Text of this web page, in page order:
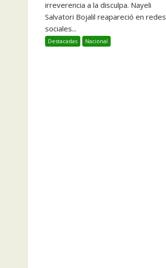
irreverencia a la disculpa. Nayeli
Salvatori Bojalil reapareció en redes
sociales...
Destacadas Nacional